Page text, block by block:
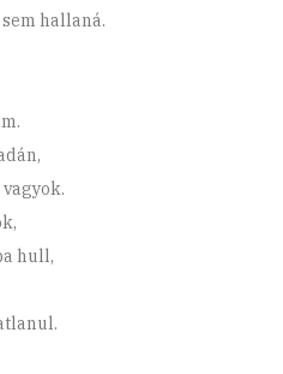
hallaná.
hull,